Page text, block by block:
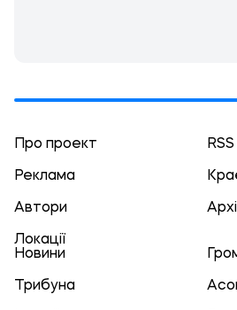
Про проект RSS
Реклама
Автори
Локації
Новини
Трибуна